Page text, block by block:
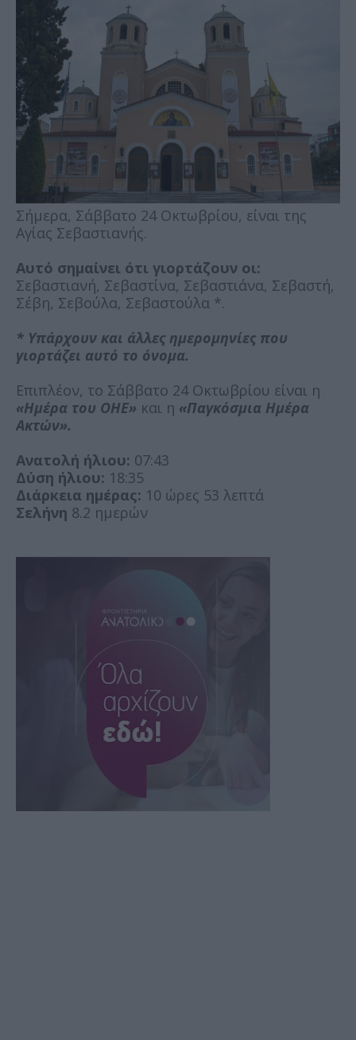
Σήμερα, Σάββατο 24 Οκτωβρίου, είναι της
Αγίας Σεβαστιανής.
Αυτό σημαίνει ότι γιορτάζουν οι:
Σεβαστιανή, Σεβαστίνα, Σεβαστιάνα, Σεβαστή,
Σέβη, Σεβούλα, Σεβαστούλα *.
* Υπάρχουν και άλλες ημερομηνίες που
γιορτάζει αυτό το όνομα.
Επιπλέον, το Σάββατο 24 Οκτωβρίου είναι η
«Ημέρα του ΟΗΕ» και η «Παγκόσμια Ημέρα
Ακτών».
Ανατολή ήλιου: 07:43
Δύση ήλιου: 18:35
Διάρκεια ημέρας: 10 ώρες 53 λεπτά
Σελήνη 8.2 ημερών